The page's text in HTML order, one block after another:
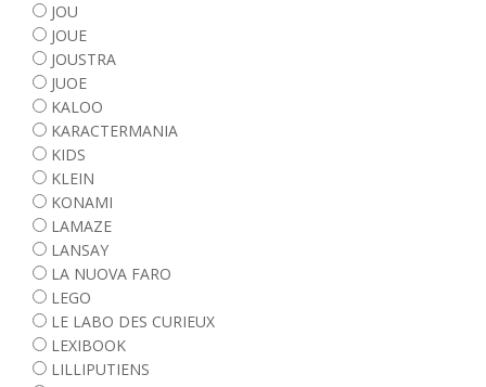
JOU
JOUE
JOUSTRA
JUOE
KALOO
KARACTERMANIA
KIDS
KLEIN
KONAMI
LAMAZE
LANSAY
LA NUOVA FARO
LEGO
LE LABO DES CURIEUX
LEXIBOOK
LILLIPUTIENS